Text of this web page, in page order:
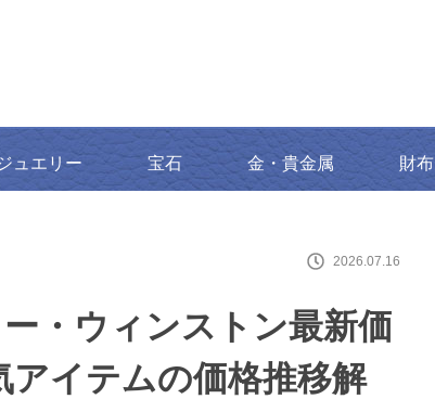
ュエリー 宝石 金・貴金属 財布
2026.07.16
ー・ウィンストン最新価
アイテムの価格推移解